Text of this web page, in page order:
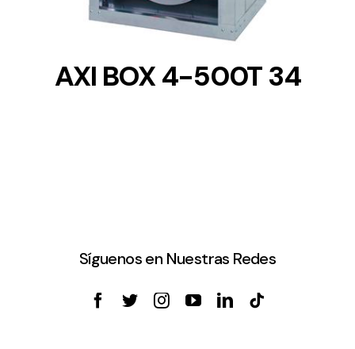
AXI BOX 4-500T 34
Síguenos en Nuestras Redes